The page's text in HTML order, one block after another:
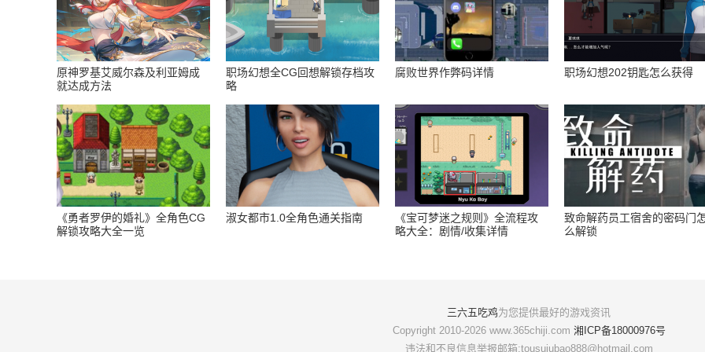
原神罗基艾威尔森及利亚姆成
就达成方法
职场幻想全CG回想解锁存档攻
略
腐败世界作弊码详情 职场幻想202钥匙怎么获得
《勇者罗伊的婚礼》全角色CG
解锁攻略大全一览
淑女都市1.0全角色通关指南
《宝可梦迷之规则》全流程攻
略大全：剧情/收集详情
致命解药员工宿舍的密码门
么解锁
三六五吃鸡为您提供最好的游戏资讯
Copyright 2010-2026 www.365chiji.com 湘ICP备18000976号
违法和不良信息举报邮箱:tousujubao888@hotmail.com